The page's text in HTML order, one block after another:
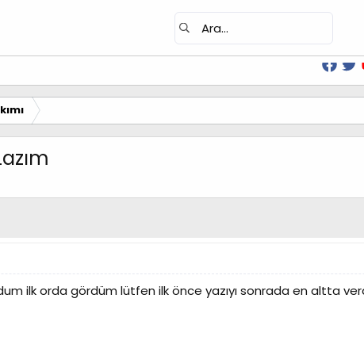
ilk orda gördüm lütfen ilk önce yazıyı sonrada en altta